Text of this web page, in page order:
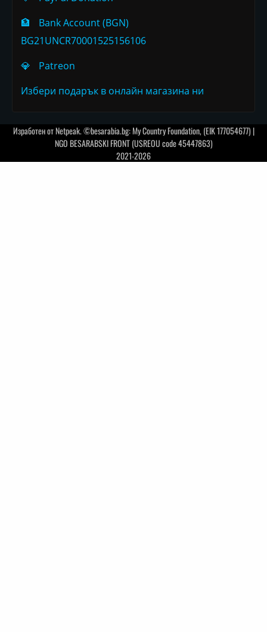
🏦
Bank Account (BGN)
BG21UNCR70001525156106
💎
Patreon
Избери подарък в онлайн магазина ни
Изработен отNetpeak. ©besarabia.bg: My Country Foundation, (EIK 177054677) |
NGO BESARABSKI FRONT (USREOU code 45447863)
2021-2026